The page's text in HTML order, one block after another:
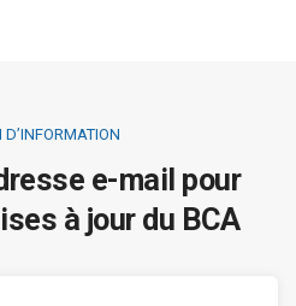
e-mail pour
à jour du BCA